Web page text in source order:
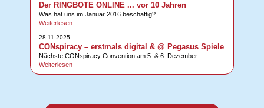
Der RINGBOTE ONLINE ... vor 10 Jahren
Was hat uns im Januar 2016 beschäftig?
Weiterlesen
28.11.2025
CONspiracy – erstmals digital & @ Pegasus Spiele
Nächste CONspiracy Convention am 5. & 6. Dezember
Weiterlesen